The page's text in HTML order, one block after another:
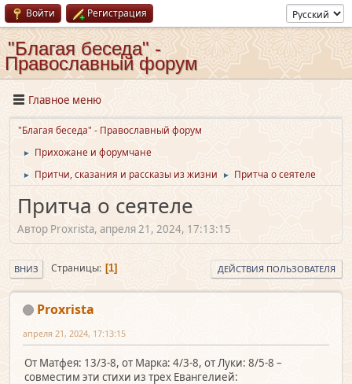
Войти Регистрация
"Благая беседа" -
Православный форум
Главное меню
"Благая беседа" - Православный форум
► Прихожане и форумчане
► Притчи, сказания и рассказы из жизни ► Притча о сеятеле
Притча о сеятеле
Автор Proxrista, апреля 21, 2024, 17:13:15
ВНИЗ Страницы 1 ДЕЙСТВИЯ ПОЛЬЗОВАТЕЛЯ
Proxrista
апреля 21, 2024, 17:13:15
От Матфея: 13/3-8, от Марка: 4/3-8, от Луки: 8/5-8 –
совместим эти стихи из трех Евангелией: